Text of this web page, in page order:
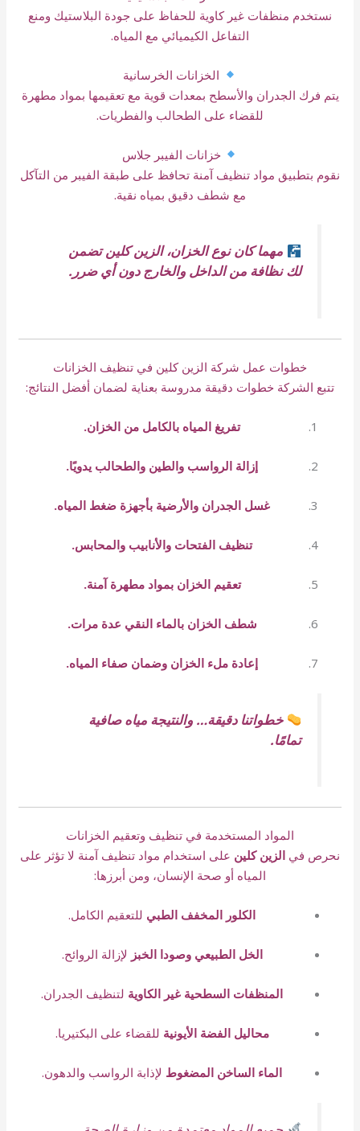
نستخدم منظفات غير كاوية للحفاظ على جودة البلاستيك ومنع
التفاعل الكيميائي مع المياه.
الخزانات الخرسانية
يتم فرك الجدران والأسطح بمعدات قوية مع تعقيمها بمواد مطهرة
للقضاء على الطحالب والفطريات.
خزانات الفيبر جلاس
نقوم بتطبيق مواد تنظيف آمنة تحافظ على طبقة الفيبر من التآكل
مع شطف دقيق بمياه نقية.
مهما كان نوع الخزان، الزين كلين تضمن
لك نظافة من الداخل والخارج دون أي ضرر.
خطوات عمل شركة الزين كلين في تنظيف الخزانات
تتبع الشركة خطوات دقيقة مدروسة بعناية لضمان أفضل النتائج:
تفريغ المياه بالكامل من الخزان.
إزالة الرواسب والطين والطحالب يدويًا.
غسل الجدران والأرضية بأجهزة ضغط المياه.
تنظيف الفتحات والأنابيب والمحابس.
تعقيم الخزان بمواد مطهرة آمنة.
شطف الخزان بالماء النقي عدة مرات.
إعادة ملء الخزان وضمان صفاء المياه.
خطواتنا دقيقة… والنتيجة مياه صافية
تمامًا.
المواد المستخدمة في تنظيف وتعقيم الخزانات
نحرص في الزين كلين على استخدام مواد تنظيف آمنة لا تؤثر على
المياه أو صحة الإنسان، ومن أبرزها:
الكلور المخفف الطبي للتعقيم الكامل.
الخل الطبيعي وصودا الخبز لإزالة الروائح.
المنظفات السطحية غير الكاوية لتنظيف الجدران.
محاليل الفضة الأيونية للقضاء على البكتيريا.
الماء الساخن المضغوط لإذابة الرواسب والدهون.